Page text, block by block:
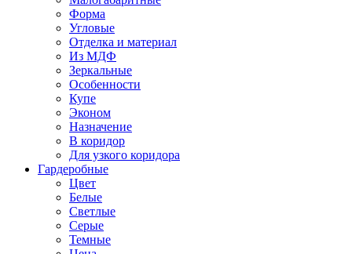
Форма
Угловые
Отделка и материал
Из МДФ
Зеркальные
Особенности
Купе
Эконом
Назначение
В коридор
Для узкого коридора
Гардеробные
Цвет
Белые
Светлые
Серые
Темные